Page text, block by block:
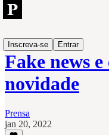
Inscreva-se
Entrar
Fake news
novidade
Prensa
jan 20, 2022